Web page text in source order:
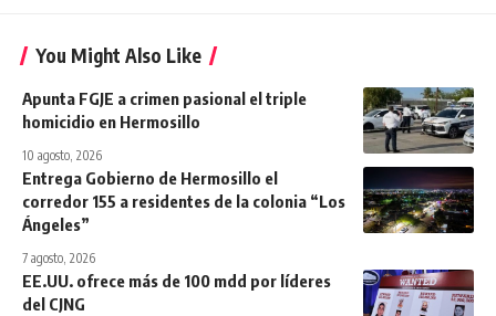
You Might Also Like
Apunta FGJE a crimen pasional el triple
homicidio en Hermosillo
10 agosto, 2026
Entrega Gobierno de Hermosillo el
corredor 155 a residentes de la colonia “Los
Ángeles”
7 agosto, 2026
EE.UU. ofrece más de 100 mdd por líderes
del CJNG